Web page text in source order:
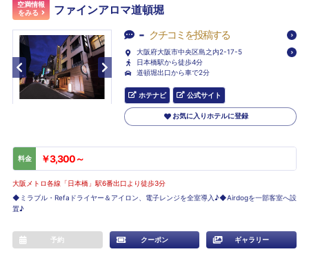
空満情報
をみる
ファインアロマ道頓堀
- クチコミを投稿する
大阪府大阪市中央区島之内2-17-5
日本橋駅から徒歩4分
道頓堀出口から車で2分
ホテナビ 公式サイト
お気に入りホテルに登録
料金 ￥3,300～
大阪メトロ各線「日本橋」駅6番出口より徒歩3分
◆ミラブル・Refaドライヤー＆アイロン、電子レンジを全室導入♪◆Airdogを一部客室へ設
置♪
予約 クーポン ギャラリー